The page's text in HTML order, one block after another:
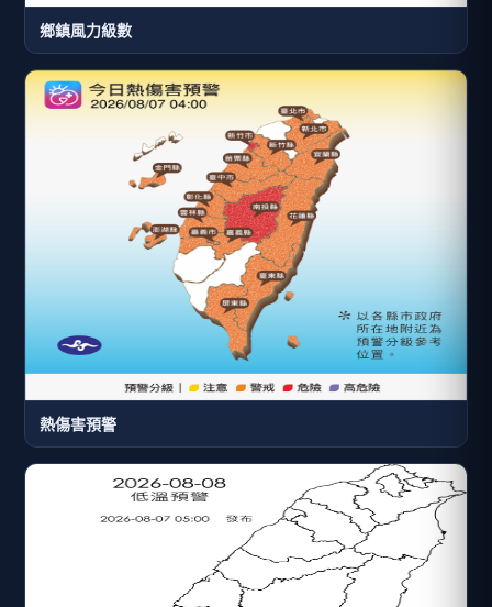
鄉鎮風力級數
熱傷害預警